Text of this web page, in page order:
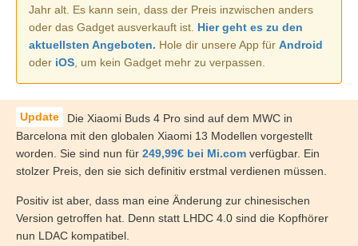
Jahr alt. Es kann sein, dass der Preis inzwischen anders
oder das Gadget ausverkauft ist. Hier geht es zu den
aktuellsten Angeboten. Hole dir unsere App für Android
oder iOS, um kein Gadget mehr zu verpassen.
Die Xiaomi Buds 4 Pro sind auf dem MWC in
Barcelona mit den globalen Xiaomi 13 Modellen vorgestellt
worden. Sie sind nun für 249,99€ bei Mi.com verfügbar. Ein
stolzer Preis, den sie sich definitiv erstmal verdienen müssen.
Positiv ist aber, dass man eine Änderung zur chinesischen
Version getroffen hat. Denn statt LHDC 4.0 sind die Kopfhörer
nun LDAC kompatibel.